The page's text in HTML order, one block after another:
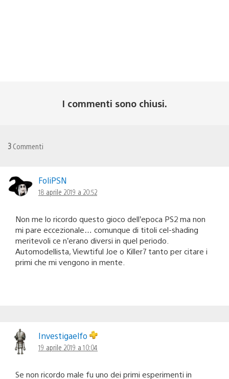
I commenti sono chiusi.
3 Commenti
FoliPSN
18 aprile 2019 a 20:52
Non me lo ricordo questo gioco dell’epoca PS2 ma non
mi pare eccezionale… comunque di titoli cel-shading
meritevoli ce n’erano diversi in quel periodo.
Automodellista, Viewtiful Joe o Killer7 tanto per citare i
primi che mi vengono in mente.
Investigaelfo
19 aprile 2019 a 10:04
Se non ricordo male fu uno dei primi esperimenti in